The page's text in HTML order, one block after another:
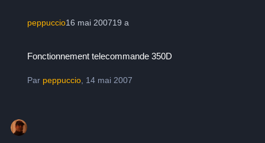
peppuccio16 mai 200719 a
Fonctionnement telecommande 350D
Par peppuccio 14 mai 2007